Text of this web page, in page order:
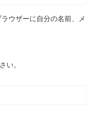
ウザーに自分の名前、メ
い。